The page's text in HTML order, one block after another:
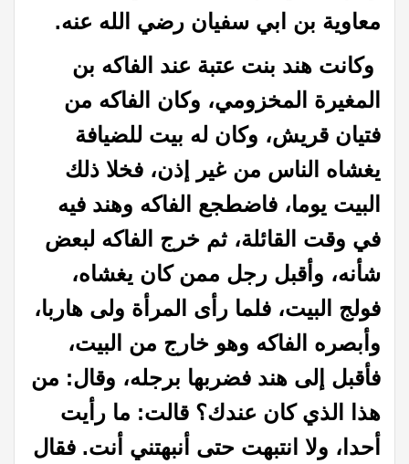
معاوية بن ابي سفيان رضي الله عنه.
وكانت هند بنت عتبة عند الفاكه بن
المغيرة المخزومي، وكان الفاكه من
فتيان قريش، وكان له بيت للضيافة
يغشاه الناس من غير إذن، فخلا ذلك
البيت يوما، فاضطجع الفاكه وهند فيه
في وقت القائلة، ثم خرج الفاكه لبعض
شأنه، وأقبل رجل ممن كان يغشاه،
فولج البيت، فلما رأى المرأة ولى هاربا،
وأبصره الفاكه وهو خارج من البيت،
فأقبل إلى هند فضربها برجله، وقال: من
هذا الذي كان عندك؟ قالت: ما رأيت
أحدا، ولا انتبهت حتى أنبهتني أنت. فقال